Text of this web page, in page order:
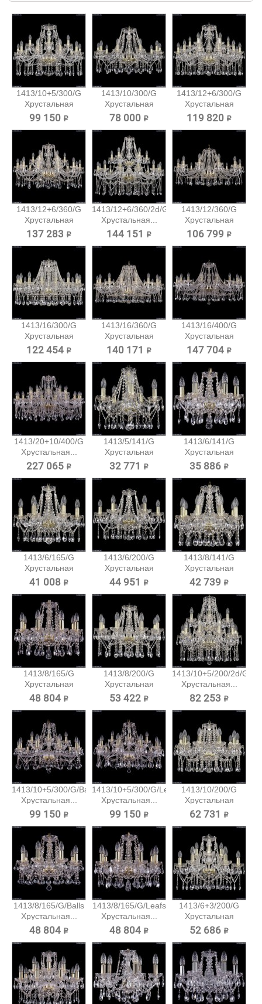
1413/10+5/300/G
Хрустальная
подвесная...
99 150 ₽
1413/10/300/G
Хрустальная
подвесная...
78 000 ₽
1413/12+6/300/G
Хрустальная
подвесная...
119 820 ₽
1413/12+6/360/G
Хрустальная
подвесная...
137 283 ₽
1413/12+6/360/2d/G
Хрустальная...
144 151 ₽
1413/12/360/G
Хрустальная
подвесная...
106 799 ₽
1413/16/300/G
Хрустальная
подвесная...
122 454 ₽
1413/16/360/G
Хрустальная
подвесная...
140 171 ₽
1413/16/400/G
Хрустальная
подвесная...
147 704 ₽
1413/20+10/400/G
Хрустальная...
227 065 ₽
1413/5/141/G
Хрустальная
подвесная...
32 771 ₽
1413/6/141/G
Хрустальная
подвесная...
35 886 ₽
1413/6/165/G
Хрустальная
подвесная...
41 008 ₽
1413/6/200/G
Хрустальная
подвесная...
44 951 ₽
1413/8/141/G
Хрустальная
подвесная...
42 739 ₽
1413/8/165/G
Хрустальная
подвесная...
48 804 ₽
1413/8/200/G
Хрустальная
подвесная...
53 422 ₽
1413/10+5/200/2d/G
Хрустальная...
82 253 ₽
1413/10+5/300/G/Balls
Хрустальная...
99 150 ₽
1413/10+5/300/G/Leafs
Хрустальная...
99 150 ₽
1413/10/200/G
Хрустальная
подвесная...
62 731 ₽
1413/8/165/G/Balls
Хрустальная...
48 804 ₽
1413/8/165/G/Leafs
Хрустальная...
48 804 ₽
1413/6+3/200/G
Хрустальная
подвесная...
52 686 ₽